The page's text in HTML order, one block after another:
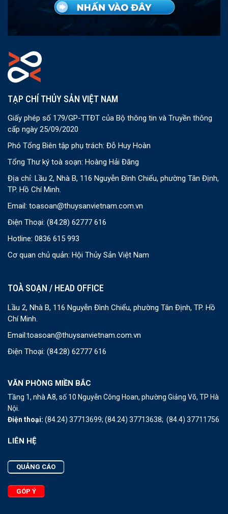
TẠP CHÍ THỦY SẢN VIỆT NAM
Giấy phép số 179/GP-TTĐT của Bộ thông tin và Truyền thông
cấp ngày 25/09/2020
Phó Tổng Biên tập phụ trách: Đỗ Huy Hoàn
Tổng Thư ký toà soạn: Hoàng Hải Đăng
Địa chỉ: Lầu 2, Nhà B, 116 Nguyễn Đình Chiểu, phường Tân Định,
TP. Hồ Chí Minh.
Email: toasoan@thuysanvietnam.com.vn
Điện Thoại: (84.28) 62777 616
Hotline: 0836 615 993
Cơ quan chủ quản: Hội Thủy Sản Việt Nam
TOÀ SOẠN / HEAD OFFICE
Lầu 2, Nhà B, 116 Nguyễn Đình Chiểu, phường Tân Định, TP. Hồ
Chí Minh.
Email:toasoan@thuysanvietnam.com.vn
Điện Thoại: (84.28) 62777 616
VĂN PHÒNG MIỀN BẮC
Tầng 1, nhà A8, số 10 Nguyễn Công Hoan, phường Giảng Võ, TP Hà
Nội.
Điện thoại: (84.24) 37713699; (84.24) 37713638; (84.4) 37711756
LIÊN HỆ
QUẢNG CÁO
GÓP Ý